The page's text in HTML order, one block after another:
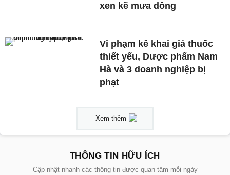
xen kẽ mưa dông
Vi phạm kê khai giá thuốc
thiết yếu, Dược phẩm Nam
Hà và 3 doanh nghiệp bị
phạt
Xem thêm
THÔNG TIN HỮU ÍCH
Cập nhật nhanh các thông tin được quan tâm mỗi ngày